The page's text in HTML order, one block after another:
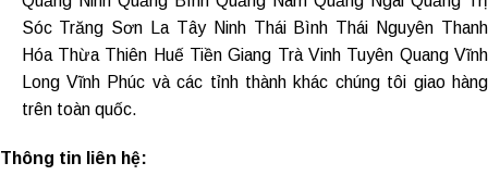
Sóc Trăng Sơn La Tây Ninh Thái Bình Thái Nguyên Thanh
Hóa Thừa Thiên Huế Tiền Giang Trà Vinh Tuyên Quang Vĩnh
Long Vĩnh Phúc và các tỉnh thành khác chúng tôi giao hàng
trên toàn quốc.
Thông tin liên hệ: